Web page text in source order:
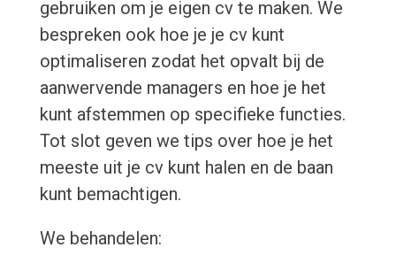
gebruiken om je eigen cv te maken. We
bespreken ook hoe je je cv kunt
optimaliseren zodat het opvalt bij de
aanwervende managers en hoe je het
kunt afstemmen op specifieke functies.
Tot slot geven we tips over hoe je het
meeste uit je cv kunt halen en de baan
kunt bemachtigen.
We behandelen: